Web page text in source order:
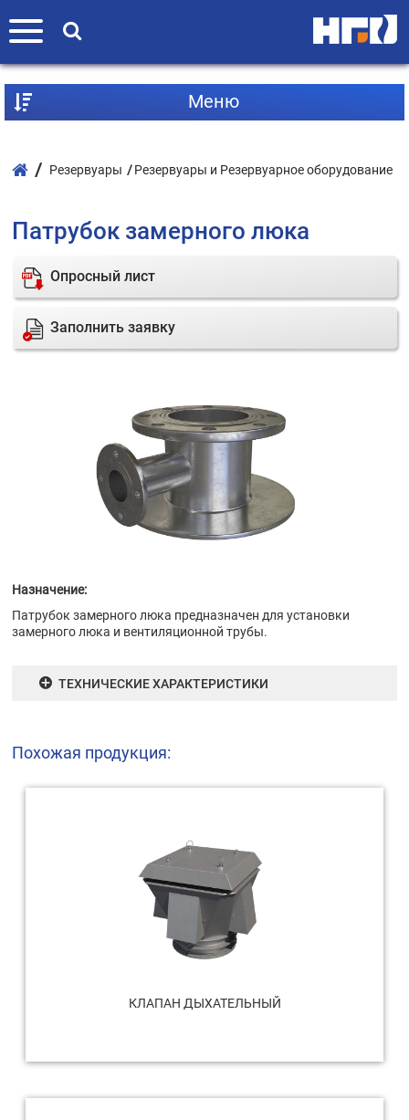
Mеню
Резервуары Резервуары и Резервуарное оборудование
Патрубок замерного люка
Опросный лист
Заполнить заявку
Назначение:
Патрубок замерного люка предназначен для установки
замерного люка и вентиляционной трубы.
ТЕХНИЧЕСКИЕ ХАРАКТЕРИСТИКИ
Похожая продукция:
КЛАПАН ДЫХАТЕЛЬНЫЙ